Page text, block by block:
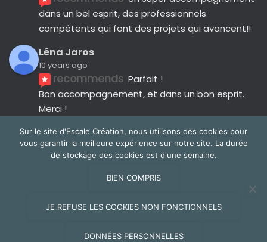
dans un bel esprit, des professionnels
compétents qui font des projets qui avancent!!
Léna Jaros
10 years ago
recommends Parfait !
Bon accompagnement, et dans un bon esprit.
Merci !
Avis suivants
NOUS CONTACTER
Hestia | Développé parThemeIsle
Sur le site d'Escale Création, nous utilisons des cookies pour
vous garantir la meilleure expérience sur notre site. La durée
de stockage des cookies est d'une semaine.
BIEN COMPRIS
JE REFUSE LES COOKIES NON FONCTIONNELS
DONNÉES PERSONNELLES